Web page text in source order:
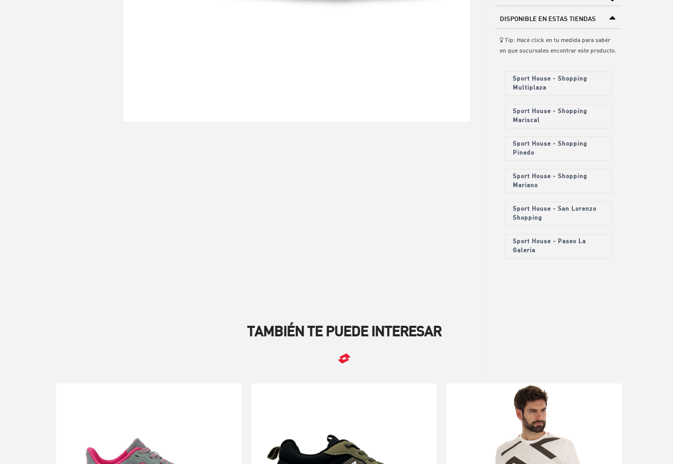
DISPONIBLE EN ESTAS TIENDAS
Tip: Hacé click en tu medida para sabér
en que sucursales encontrar este producto.
Sport House - Shopping
Multiplaza
Sport House - Shopping
Mariscal
Sport House - Shopping
Pinedo
Sport House - Shopping
Mariano
Sport House - San Lorenzo
Shopping
Sport House - Paseo La
Galería
TAMBIÉN TE PUEDE INTERESAR